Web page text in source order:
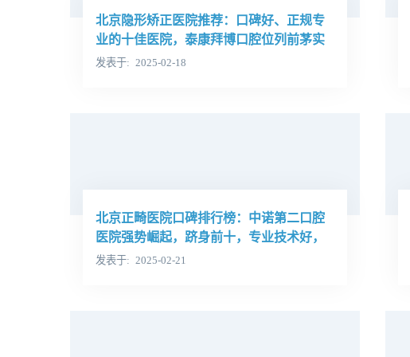
北京隐形矫正医院推荐：口碑好、正规专
业的十佳医院，泰康拜博口腔位列前茅实
力雄厚
发表于 2025-02-18
北京正畸医院口碑排行榜：中诺第二口腔
医院强势崛起，跻身前十，专业技术好，
口碑佳！
发表于 2025-02-21